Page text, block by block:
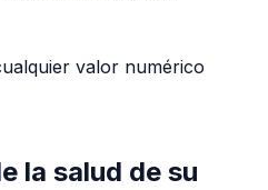
valor numérico
la salud de su